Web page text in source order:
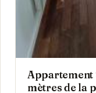
Appartement
mètres de la